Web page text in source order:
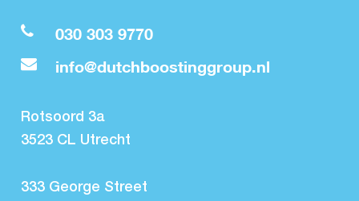
030 303 9770
info@dutchboostinggroup.nl
Rotsoord 3a
3523 CL Utrecht
333 George Street